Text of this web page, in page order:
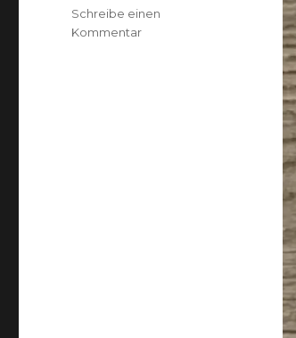
Schreibe einen
Kommentarzu